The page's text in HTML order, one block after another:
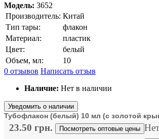
Модель: 3652
Производитель: Китай
Тип тары:
флакон
Материал:
пластик
Цвет:
белый
Объем, мл:
10
0 отзывов Написать отзыв
Наличие: Нет в наличии
Уведомить о наличии
Тубофлакон (белый) 10 мл (с золотой
23.50 грн. Посмотреть оптовые цены